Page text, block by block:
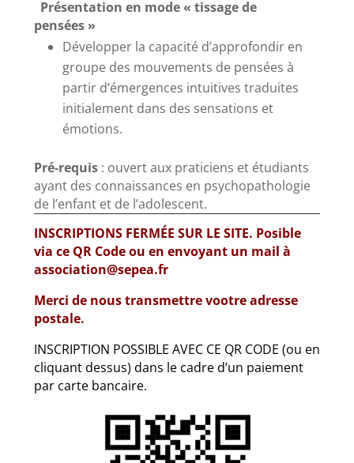
Présentation en mode « tissage de
pensées »
Développer la capacité d’approfondir en
groupe des mouvements de pensées à
partir d’émergences intuitives traduites
initialement dans des sensations et
émotions.
Pré-requis: ouvert aux praticiens et étudiants
ayant des connaissances en psychopathologie
de l’enfant et de l’adolescent.
INSCRIPTIONS FERMÉE SUR LE SITE. Posible
via ce QR Code ou en envoyant un mail à
association@sepea.fr
Merci de nous transmettre vootre adresse
postale.
INSCRIPTION POSSIBLE AVEC CE QR CODE (ou en
cliquant dessus) dans le cadre d’un paiement
par carte bancaire.